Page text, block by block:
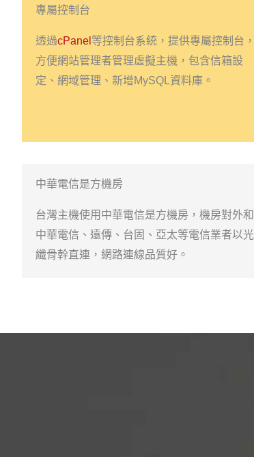
專屬控制台
透過cPanel 等控制台系統，提供專屬控制台，
方便網站管理者管理虛擬主機，包含信箱設
定、網域管理、新增MySQL資料庫。
中華電信是方機房
台灣主機使用中華電信是方機房，機房對外和
中華電信、遠傳、台固、亞太等電信業者以光
纖骨幹直連，網路連線品質好。